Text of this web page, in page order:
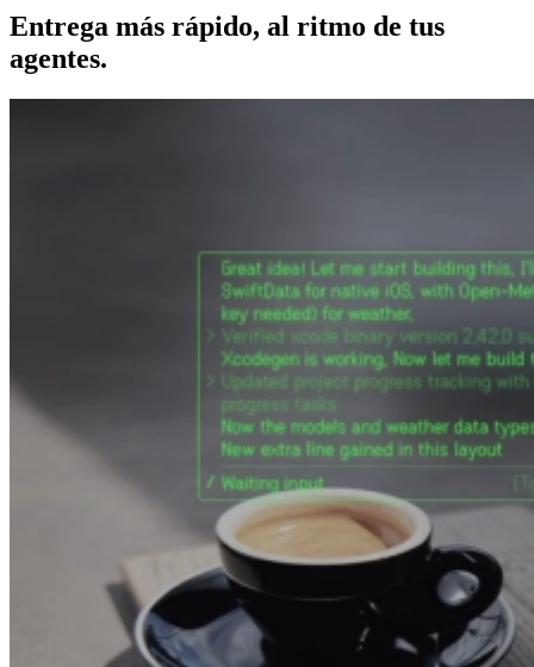
Entrega más rápido, al ritmo de tus
agentes.